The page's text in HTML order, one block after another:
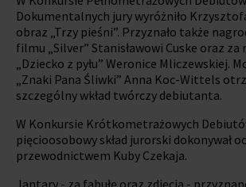
Dokumentalnych jury wyróżniło
obraz „Trzy pieśni”. Przyznało także
filmu „Silver” Stanisławowi Cuske oraz za
„Dziecko z pyłu” Weronice Mliczewskiej.
„Znaki Pana Śliwki” Anna Koc-Wittels
szczególny wkład twórczy debiutanta.
W Konkursie Krótkometrażowych
pięcioosobowy skład jurorski dokonywał
przewodnictwem Kuby Czekaja.
Jantary - za fabułę oraz zdjęcia -